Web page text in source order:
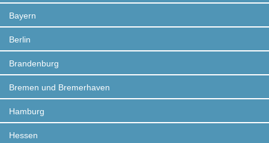
Bayern
Berlin
Brandenburg
Bremen und Bremerhaven
Hamburg
Hessen